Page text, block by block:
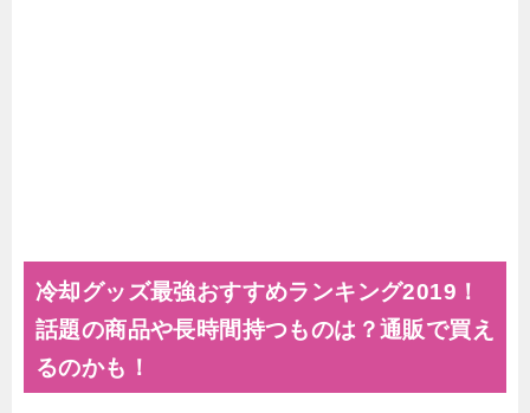
冷却グッズ最強おすすめランキング2019！
話題の商品や長時間持つものは？通販で買え
るのかも！